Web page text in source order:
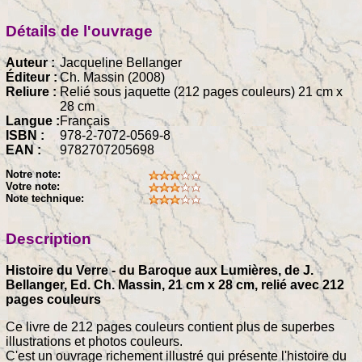
Détails de l'ouvrage
Auteur : Jacqueline Bellanger
Éditeur :Ch. Massin (2008)
Reliure : Relié sous jaquette (212 pages couleurs) 21 cm x
28 cm
Langue :Français
ISBN :
978-2-7072-0569-8
EAN :
9782707205698
Notre note:
Votre note:
Note technique:
Description
Histoire du Verre - du Baroque aux Lumières, de J.
Bellanger, Ed. Ch. Massin, 21 cm x 28 cm, relié avec 212
pages couleurs
Ce livre de 212 pages couleurs contient plus de superbes
illustrations et photos couleurs.
C'est un ouvrage richement illustré qui présente l'histoire du